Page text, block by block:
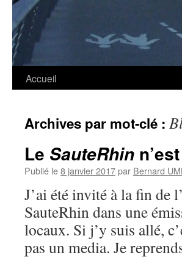
Accueil
Archives par mot-clé :
Le SauteRhin
Publié le8 janvier 2017par Bernard
J’ai été invité à la fin de
SauteRhin dans une
locaux. Si j’y suis allé,
pas un media. Je